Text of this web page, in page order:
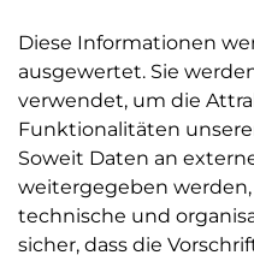
Diese Informationen
ausgewertet. Sie
verwendet, um die
Funktionalitäten
Soweit Daten an
weitergegeben
technische und
sicher, dass die